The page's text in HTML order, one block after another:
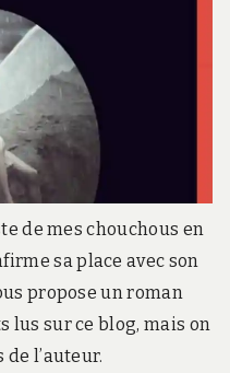
de mes chouchous en
sa place avec son
propose un roman
lus sur ce blog, mais on
l’auteur.